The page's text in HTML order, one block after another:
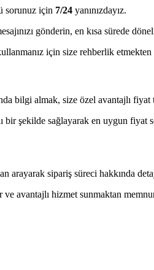
sorunuz için 7/24 yanınızdayız.
gönderin, en kısa sürede
için size rehberlik etmekten
bilgi almak, size özel avantajlı
şekilde sağlayarak en uygun fiyat
arayarak sipariş süreci hakkında
avantajlı hizmet sunmaktan